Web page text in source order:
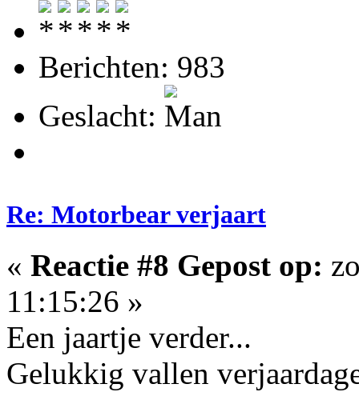
Berichten: 983
Geslacht:
Re: Motorbear verjaart
« Reactie #8 Gepost op:
11:15:26 »
Een jaartje verder...
Gelukkig vallen